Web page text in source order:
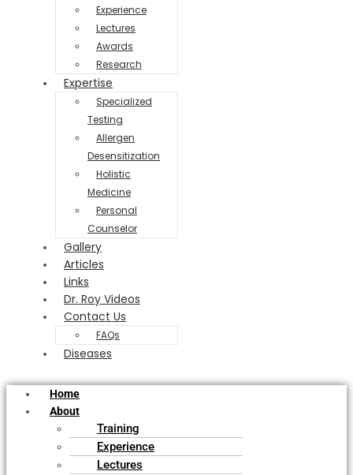
Experience
Lectures
Awards
Research
Expertise
Specialized
Testing
Allergen
Desensitization
Holistic
Medicine
Personal
Counselor
Gallery
Articles
Links
Dr. Roy Videos
Contact Us
FAQs
Diseases
Home
About
Training
Experience
Lectures